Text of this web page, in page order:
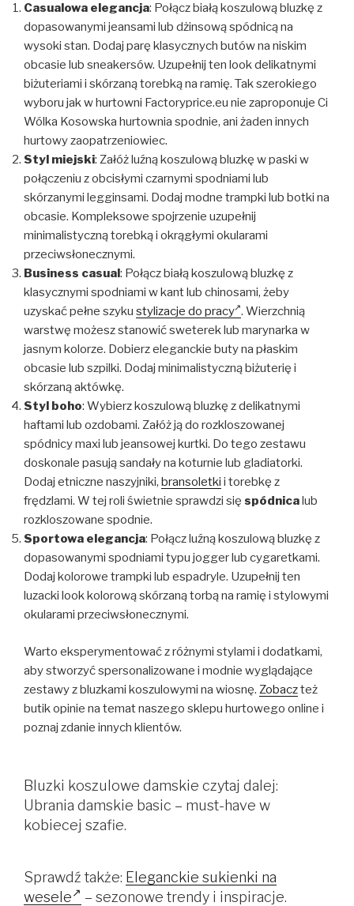
Casualowa elegancja: Połącz białą koszulową bluzkę z
dopasowanymi jeansami lub dżinsową spódnicą na
wysoki stan. Dodaj parę klasycznych butów na niskim
obcasie lub sneakersów. Uzupełnij ten look delikatnymi
biżuteriami i skórzaną torebką na ramię. Tak szerokiego
wyboru jak w hurtowni Factoryprice.eu nie zaproponuje Ci
Wólka Kosowska hurtownia spodnie, ani żaden innych
hurtowy zaopatrzeniowiec.
Styl miejski: Załóż luźną koszulową bluzkę w paski w
połączeniu z obcisłymi czarnymi spodniami lub
skórzanymi legginsami. Dodaj modne trampki lub botki na
obcasie. Kompleksowe spojrzenie uzupełnij
minimalistyczną torebką i okrągłymi okularami
przeciwsłonecznymi.
Business casual: Połącz białą koszulową bluzkę z
klasycznymi spodniami w kant lub chinosami, żeby
uzyskać pełne szyku stylizacje do pracy . Wierzchnią
warstwę możesz stanowić sweterek lub marynarka w
jasnym kolorze. Dobierz eleganckie buty na płaskim
obcasie lub szpilki. Dodaj minimalistyczną biżuterię i
skórzaną aktówkę.
Styl boho: Wybierz koszulową bluzkę z delikatnymi
haftami lub ozdobami. Załóż ją do rozkloszowanej
spódnicy maxi lub jeansowej kurtki. Do tego zestawu
doskonale pasują sandały na koturnie lub gladiatorki.
Dodaj etniczne naszyjniki, bransoletki i torebkę z
frędzlami. W tej roli świetnie sprawdzi się spódnicalub
rozkloszowane spodnie.
Sportowa elegancja: Połącz luźną koszulową bluzkę z
dopasowanymi spodniami typu jogger lub cygaretkami.
Dodaj kolorowe trampki lub espadryle. Uzupełnij ten
luzacki look kolorową skórzaną torbą na ramię i stylowymi
okularami przeciwsłonecznymi.
Warto eksperymentować z różnymi stylami i dodatkami,
aby stworzyć spersonalizowane i modnie wyglądające
zestawy z bluzkami koszulowymi na wiosnę. Zobaczteż
butik opinie na temat naszego sklepu hurtowego online i
poznaj zdanie innych klientów.
Bluzki koszulowe damskie czytaj dalej:
Ubrania damskie basic – must-have w
kobiecej szafie.
Sprawdź także: Eleganckie sukienki na
wesele
– sezonowe trendy i inspiracje.